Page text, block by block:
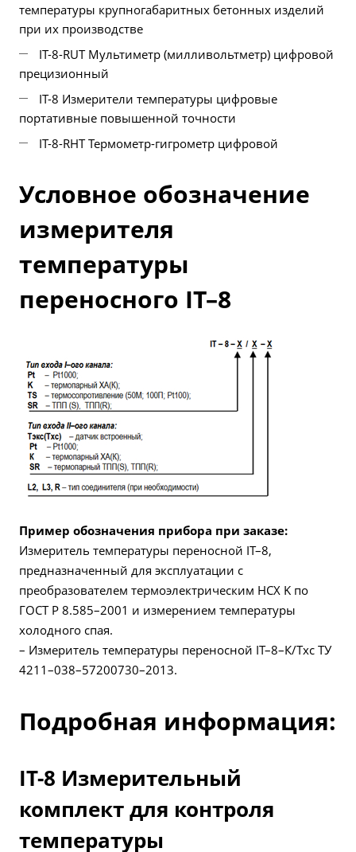
температуры крупногабаритных бетонных изделий
при их производстве
IT-8-RUT Мультиметр (милливольтметр) цифровой
прецизионный
IT-8 Измерители температуры цифровые
портативные повышенной точности
IT-8-RHT Термометр-гигрометр цифровой
Условное обозначение
измерителя
температуры
переносного IT–8
Пример обозначения прибора при заказе:
Измеритель температуры переносной IT–8,
предназначенный для эксплуатации с
преобразователем термоэлектрическим НСХ K по
ГОСТ Р 8.585–2001 и измерением температуры
холодного cпая.
– Измеритель температуры переносной IT–8–К/Тхс ТУ
4211–038–57200730–2013.
Подробная информация:
IT-8 Измерительный
комплект для контроля
температуры